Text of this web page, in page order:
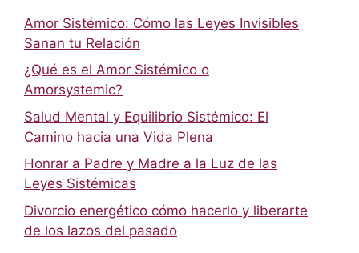
Amor Sistémico: Cómo las Leyes Invisibles
Sanan tu Relación
¿Qué es el Amor Sistémico o
Amorsystemic?
Salud Mental y Equilibrio Sistémico: El
Camino hacia una Vida Plena
Honrar a Padre y Madre a la Luz de las
Leyes Sistémicas
Divorcio energético cómo hacerlo y liberarte
de los lazos del pasado